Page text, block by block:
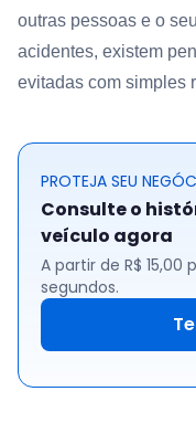
outras pessoas e o
acidentes, existem
evitadas com simples
PROTEJA SEU
Consulte o
veículo agora
A partir de R$
segundos.